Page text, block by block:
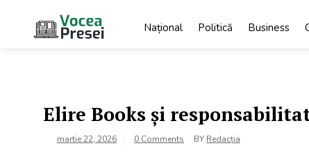
content
Național Politică Business
Elire Books și
martie 22, 2026 0 Comments BY Redacția